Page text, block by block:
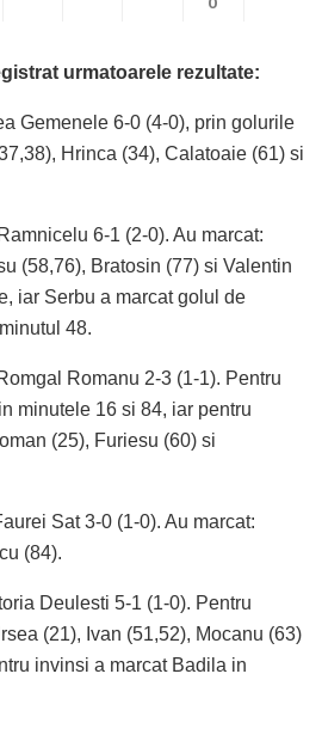
urmatoarele rezultate:
Gemenele 6-0 (4-0), prin golurile
Hrinca (34), Calatoaie (61) si
6-1 (2-0). Au marcat:
(58,76), Bratosin (77) si Valentin
iar Serbu a marcat golul de
48.
Romanu 2-3 (1-1). Pentru
minutele 16 si 84, iar pentru
(25), Furiesu (60) si
Sat 3-0 (1-0). Au marcat:
(84).
Deulesti 5-1 (1-0). Pentru
(21), Ivan (51,52), Mocanu (63)
invinsi a marcat Badila in